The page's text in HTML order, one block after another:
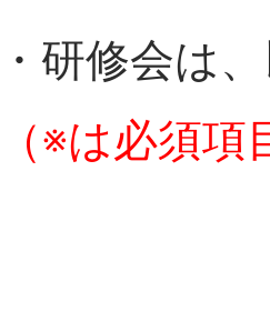
研修会は
（※は必須